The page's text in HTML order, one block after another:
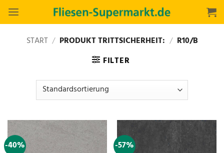
Zum
Inhalt
START / PRODUKT TRITTSICHERHEIT: / R10/B
FILTER
-40% -57%